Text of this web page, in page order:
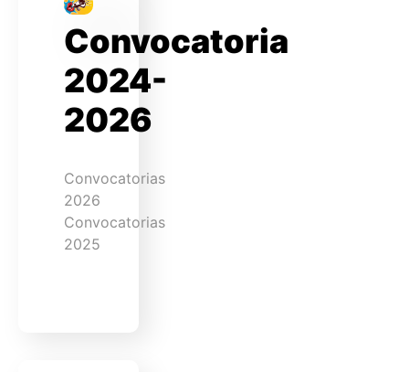
Convocatoria
2024-
2026
Convocatorias
2026
Convocatorias
2025